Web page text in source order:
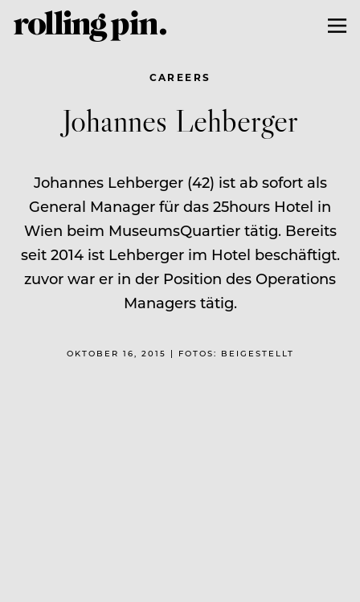
CAREERS
Johannes Lehberger
Johannes Lehberger (42) ist ab sofort als
General Manager für das 25hours ­Hotel in
Wien beim MuseumsQuartier tätig. Bereits
seit 2014 ist Lehberger im Hotel beschäftigt.
zuvor war er in der Position des Operations
Managers tätig.
OKTOBER 16, 2015 | FOTOS: BEIGESTELLT